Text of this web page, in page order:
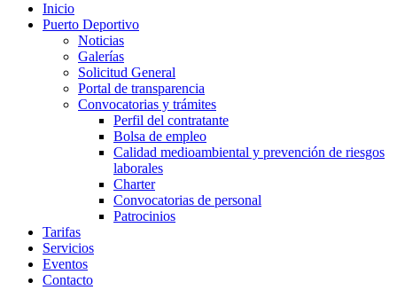
Inicio
Puerto Deportivo
Noticias
Galerías
Solicitud General
Portal de transparencia
Convocatorias y trámites
Perfil del contratante
Bolsa de empleo
Calidad medioambiental y prevención de riesgos
laborales
Charter
Convocatorias de personal
Patrocinios
Tarifas
Servicios
Eventos
Contacto